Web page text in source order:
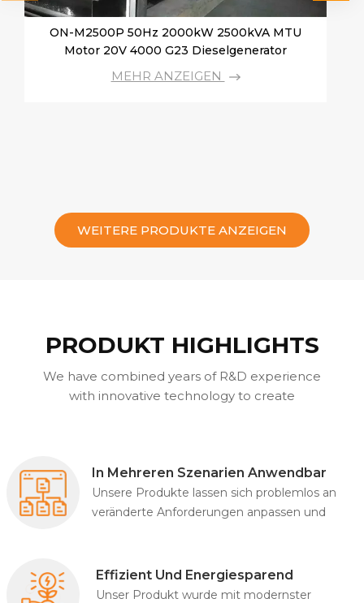
ON-M2500P 50Hz 2000kW 2500kVA MTU
Motor 20V 4000 G23 Dieselgenerator
MEHR ANZEIGEN
WEITERE PRODUKTE ANZEIGEN
PRODUKT HIGHLIGHTS
We have combined years of R&D experience
with innovative technology to create
In Mehreren Szenarien Anwendbar
Unsere Produkte lassen sich problemlos an
veränderte Anforderungen anpassen und
Effizient Und Energiesparend
Unser Produkt wurde mit modernster